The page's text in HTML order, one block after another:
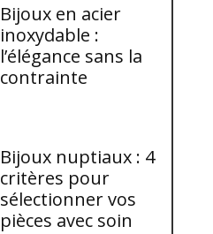
Bijoux en acier
inoxydable :
l’élégance sans la
contrainte
Bijoux nuptiaux : 4
critères pour
sélectionner vos
pièces avec soin